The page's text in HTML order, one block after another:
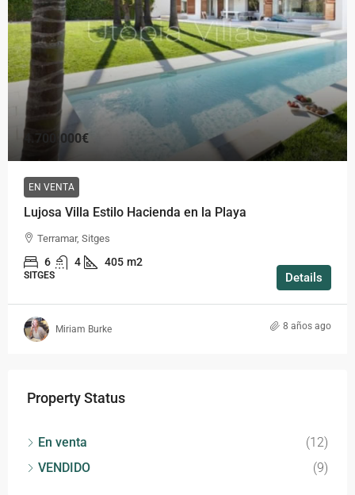
4.700.000€
EN VENTA
Lujosa Villa Estilo Hacienda en la Playa
Terramar, Sitges
6 4 405 m2
SITGES Details
Miriam Burke 8 años ago
Property Status
En venta
(12)
VENDIDO
(9)